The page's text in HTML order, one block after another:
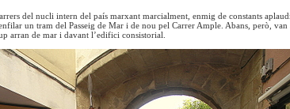
del nucli intern del país marxant marcialment, enmig de constants
un tram del Passeig de Mar i de nou pel Carrer Ample. Abans, però, van
arran de mar i davant l’edifici consistorial.